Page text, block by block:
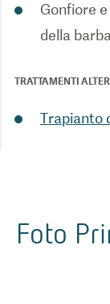
Gonfiore
della barba
TRATTAMENTI
Trapianto
Foto